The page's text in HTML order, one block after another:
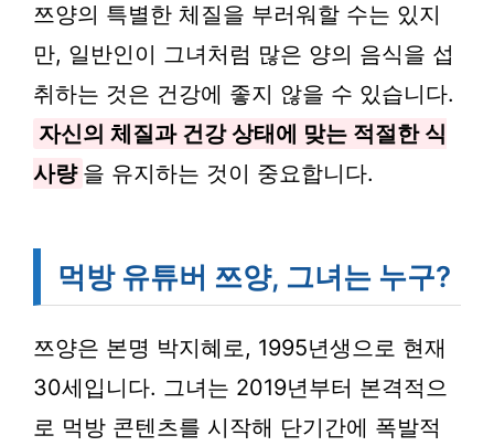
쯔양의 특별한 체질을 부러워할 수는 있지
만, 일반인이 그녀처럼 많은 양의 음식을 섭
취하는 것은 건강에 좋지 않을 수 있습니다.
자신의 체질과 건강 상태에 맞는 적절한 식
사량 을 유지하는 것이 중요합니다.
먹방 유튜버 쯔양, 그녀는 누구?
쯔양은 본명 박지혜로, 1995년생으로 현재
30세입니다. 그녀는 2019년부터 본격적으
로 먹방 콘텐츠를 시작해 단기간에 폭발적